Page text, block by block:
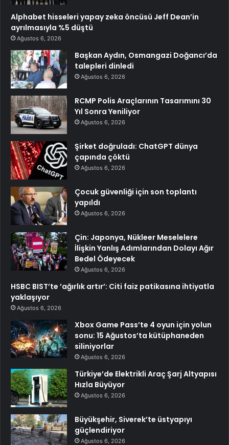
Alphabet hisseleri yapay zeka öncüsü Jeff Dean’in
ayrılmasıyla %5 düştü
Ağustos 6, 2026
Başkan Aydın, Osmangazi Doğancı’da
talepleri dinledi
Ağustos 6, 2026
RCMP Polis Araçlarının Tasarımını 30
Yıl Sonra Yeniliyor
Ağustos 6, 2026
Şirket doğruladı: ChatGPT dünya
çapında çöktü
Ağustos 6, 2026
Çocuk güvenliği için son toplantı
yapıldı
Ağustos 6, 2026
Çin: Japonya, Nükleer Meselelere
İlişkin Yanlış Adımlarından Dolayı Ağır
Bedel Ödeyecek
Ağustos 6, 2026
HSBC BIST’te ’ağırlık artır’: Citi faiz patikasına ihtiyatla
yaklaşıyor
Ağustos 6, 2026
Xbox Game Pass’te 4 oyun için yolun
sonu: 15 Ağustos’ta kütüphaneden
siliniyorlar
Ağustos 6, 2026
Türkiye’de Elektrikli Araç Şarj Altyapısı
Hızla Büyüyor
Ağustos 6, 2026
Büyükşehir, Siverek’te üstyapıyı
güçlendiriyor
Ağustos 6, 2026